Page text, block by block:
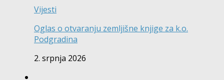
Vijesti
Oglas o otvaranju zemljišne knjige za k.o.
Podgradina
2. srpnja 2026